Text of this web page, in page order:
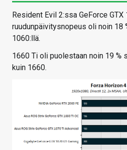
Resident Evil 2:ssa GeForce
ruudunpäivitysnopeus oli noin 18
1060:llä.
1660 Ti oli puolestaan noin 19 %
kuin 1660.